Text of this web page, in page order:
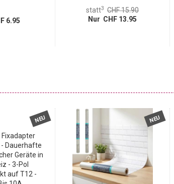
6.95
statt3 CHF 15.90
Nur CHF 13.95
NEU NEU